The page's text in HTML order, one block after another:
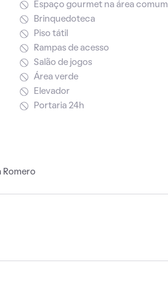
Espaço gourmet na área comum
Brinquedoteca
Piso tátil
Rampas de acesso
Salão de jogos
Área verde
Elevador
Portaria 24h
Romero